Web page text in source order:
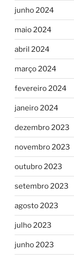
junho 2024
maio 2024
abril 2024
março 2024
fevereiro 2024
janeiro 2024
dezembro 2023
novembro 2023
outubro 2023
setembro 2023
agosto 2023
julho 2023
junho 2023